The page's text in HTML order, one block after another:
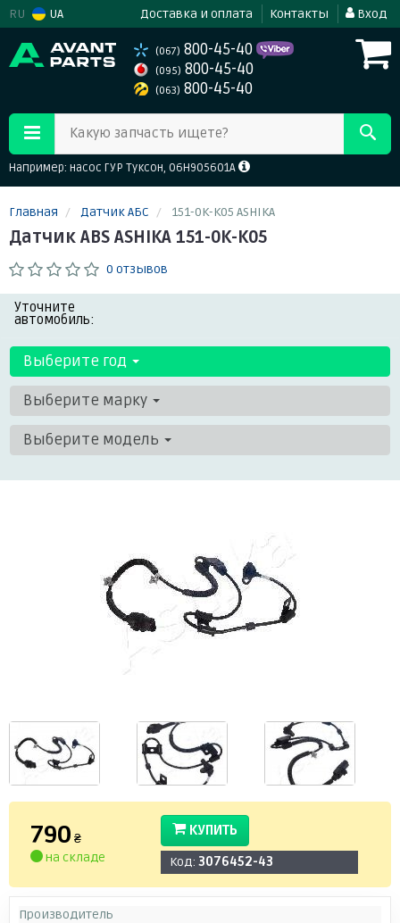
RU UA Доставка и оплата Контакты Вход
(067) 800-45-40
(095) 800-45-40
(063) 800-45-40
Какую запчасть ищете?
Например: насос ГУР Туксон, 06H905601A
Главная Датчик АБС 151-0K-K05 ASHIKA
Датчик ABS ASHIKA 151-0K-K05
0 отзывов
Уточните
автомобиль:
Выберите год
Выберите марку
Выберите модель
790 ₴
на складе
КУПИТЬ
Код: 3076452-43
Производитель